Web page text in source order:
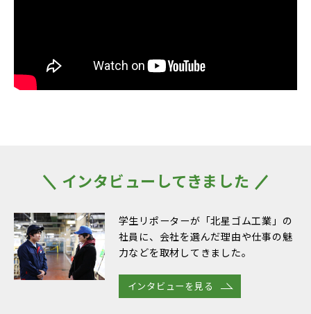
インタビューしてきました
学生リポーターが「北星ゴム工業」の
社員に、会社を選んだ理由や仕事の魅
力などを取材してきました。
インタビューを見る